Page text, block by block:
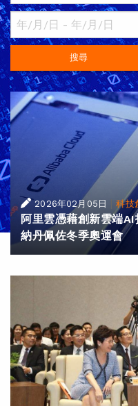
搜尋
2026年02月05日 |科技
阿里雲憑藉創新雲端
納丹佩佐冬季奧運會